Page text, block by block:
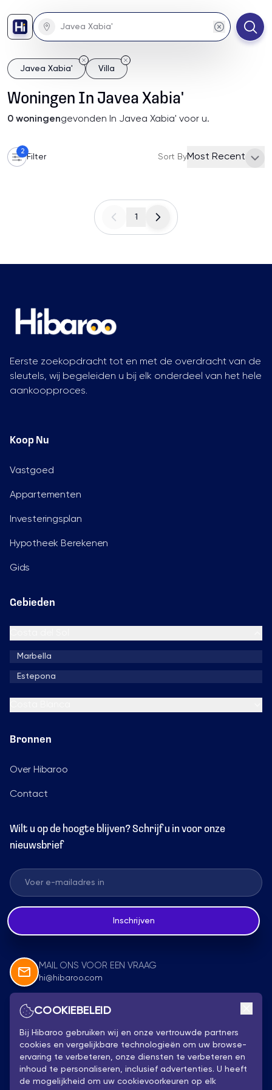
Javea Xabia' Villa
Woningen In Javea Xabia'
0 woningengevonden In Javea Xabia' voor u.
2
Filter Sort ByMost Recent
1
Eerste zoekopdracht tot en met de overdracht van de
sleutels, wij begeleiden u bij elk onderdeel van het hele
aankoopproces.
Koop Nu
Vastgoed
Appartementen
Investeringsplan
Hypotheek Berekenen
Gids
Gebieden
Marbella
Estepona
Bronnen
Over Hibaroo
Contact
Wilt u op de hoogte blijven? Schrijf u in voor onze
nieuwsbrief
Inschrijven
MAIL ONS VOOR EEN VRAAG
hi@hibaroo.com
Volg Ons
COOKIEBELEID
Bij Hibaroo gebruiken wij en onze vertrouwde partners
cookies en vergelijkbare technologieën om uw browse-
ervaring te verbeteren, onze diensten te verbeteren en
inhoud te personaliseren, inclusief advertenties. U heeft
de mogelijkheid om uw cookievoorkeuren op elk